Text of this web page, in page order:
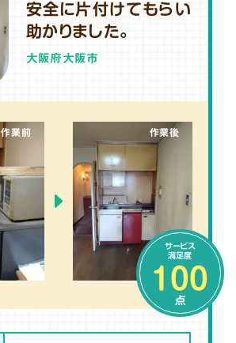
安全に片付けてもらい
助かりました。
大阪府大阪市
作業前 作業後
サービス
満足度
100
点